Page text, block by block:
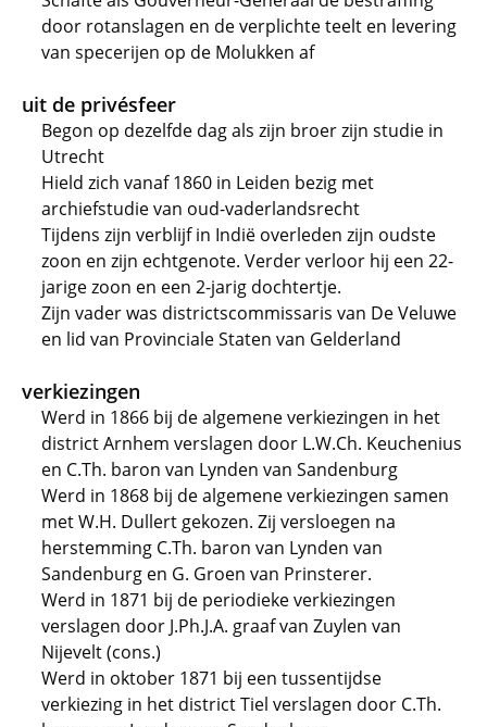
door rotanslagen en de verplichte teelt en levering
van specerijen op de Molukken af
uit de privésfeer
Begon op dezelfde dag als zijn broer zijn studie in
Utrecht
Hield zich vanaf 1860 in Leiden bezig met
archiefstudie van oud-vaderlandsrecht
Tijdens zijn verblijf in Indië overleden zijn oudste
zoon en zijn echtgenote. Verder verloor hij een 22-
jarige zoon en een 2-jarig dochtertje.
Zijn vader was districtscommissaris van De Veluwe
en lid van Provinciale Staten van Gelderland
verkiezingen
Werd in 1866 bij de algemene verkiezingen in het
district Arnhem verslagen door L.W.Ch. Keuchenius
en C.Th. baron van Lynden van Sandenburg
Werd in 1868 bij de algemene verkiezingen samen
met W.H. Dullert gekozen. Zij versloegen na
herstemming C.Th. baron van Lynden van
Sandenburg en G. Groen van Prinsterer.
Werd in 1871 bij de periodieke verkiezingen
verslagen door J.Ph.J.A. graaf van Zuylen van
Nijevelt (cons.)
Werd in oktober 1871 bij een tussentijdse
verkiezing in het district Tiel verslagen door C.Th.